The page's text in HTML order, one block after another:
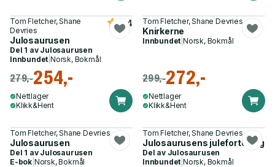
Tom Fletcher, Shane
Devries
Julosaurusen
4.4
Del 1 av Julosaurusen
Innbundet |Norsk, Bokmål
279,-254,-
Nettlager
Klikk&Hent
Tom Fletcher, Shane Devries
Knirkerne
Innbundet |Norsk, Bokmål
299,-272,-
Nettlager
Klikk&Hent
Tom Fletcher, Shane Devries
Julosaurusen
Del 1 av Julosaurusen
E-bok Norsk, Bokmål
Tom Fletcher, Shane Devries
Julosaurusens julefortelling
Del av Julosaurusen
Innbundet |Norsk, Bokmål